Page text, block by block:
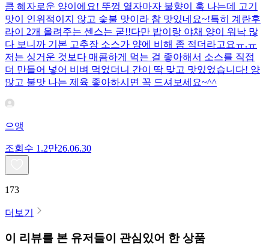
큼 혜자로운 양이에요! 뚜껑 열자마자 불향이 훅 나는데 고기
맛이 인위적이지 않고 숯불 맛이라 참 맛있네요~!특히 계란후
라이 2개 올려주는 센스는 굳!! ​다만 밥이랑 야채 양이 워낙 많
다 보니까 기본 고추장 소스가 양에 비해 좀 적더라고요ㅠ.ㅠ
저는 싱거운 것보다 매콤하게 먹는 걸 좋아해서 소스를 직접
더 만들어 넣어 비벼 먹었더니 간이 딱 맞고 맛있었습니다! 양
많고 불맛 나는 제육 좋아하시면 꼭 드셔보세요~^^
으앵
조회수 1.2만26.06.30
173
더보기
이 리뷰를 본 유저들이 관심있어 한 상품